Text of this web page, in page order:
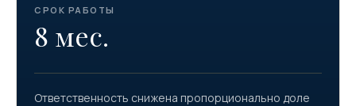
СРОК РАБОТЫ
8 мес.
Ответственность снижена пропорционально доле